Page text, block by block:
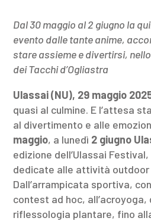
Dal 30 maggio al 2 giugno la
evento dalle tante anime,
stare assieme e divertirsi,
dei Tacchi d’Ogliastra
Ulassai (NU), 29 maggio
quasi al culmine. E l’attesa
al divertimento e alle
maggio, a lunedì 2 giugno
edizione dell’Ulassai
dedicate alle attività
Dall’arrampicata sportiva,
contest ad hoc, all’acroyoga,
riflessologia plantare, fino